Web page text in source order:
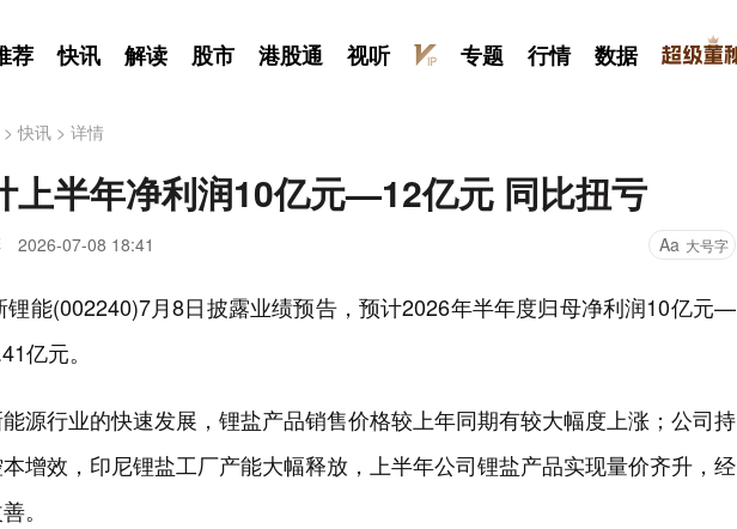
荐 快讯 解读 股市 港股通 视听 专题 行情 数据
>快讯 > 详情
上半年净利润10亿元—12亿元 同比扭亏
2026-07-08 18:41 Aa 大号字
锂能(002240)7月8日披露业绩预告，预计2026年半年度归母净利润10亿元—
亿元。
源行业的快速发展，锂盐产品销售价格较上年同期有较大幅度上涨；公司持
增效，印尼锂盐工厂产能大幅释放，上半年公司锂盐产品实现量价齐升，经
。